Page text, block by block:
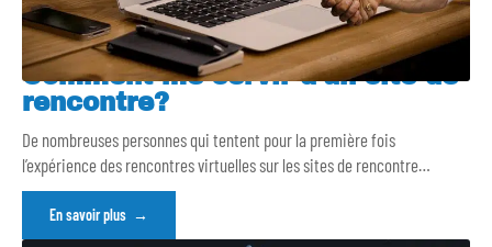
Comment me servir d’un site de
rencontre?
De nombreuses personnes qui tentent pour la première fois
l’expérience des rencontres virtuelles sur les sites de rencontre…
En savoir plus